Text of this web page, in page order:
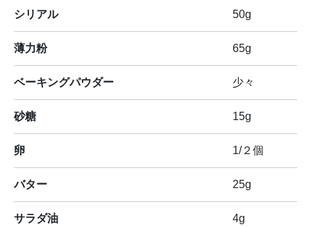
シリアル 50g
薄力粉 65g
ベーキングパウダー 少々
砂糖 15g
卵 1/２個
バター 25g
サラダ油 4g